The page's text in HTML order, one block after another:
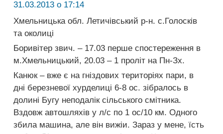
31.03.2013 о 17:14
Хмельницька обл. Летичівський р-н. с.Голосків
та околиці
Боривітер звич. – 17.03 перше спостереження в
м.Хмельницький, 20.03 – 1 проліт на Пн-Зх.
Канюк – вже є на гніздових територіях пари, в
дні березневої хурделиці 6-8 ос. зібралось в
долині Бугу неподалік сільського смітника.
Вздовж автошляхів у л/с по 1 ос/10 км. Одного
збила машина, але він вижіи. Зараз у мене, їсть